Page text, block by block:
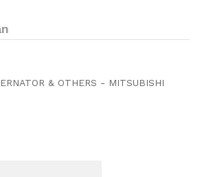
& OTHERS - MITSUBISHI